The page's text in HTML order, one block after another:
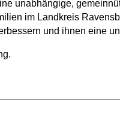
unabhängige,
im Landkreis
und ihnen eine